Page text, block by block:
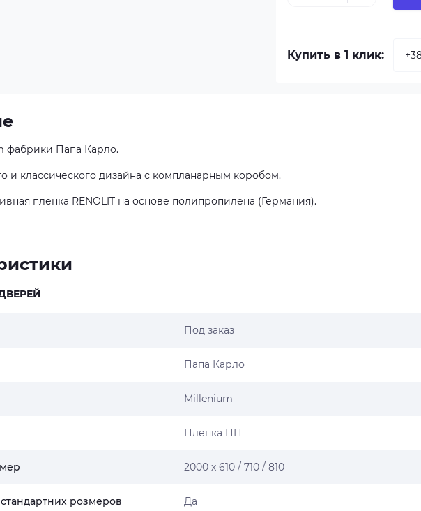
Купить в 1 клик:
фабрики Папа Карло.
и классического дизайна с компланарным коробом.
пленка RENOLIT на основе полипропилена (Германия).
Под заказ
Папа Карло
Millenium
Пленка ПП
2000 х 610 / 710 / 810
розмеров Да